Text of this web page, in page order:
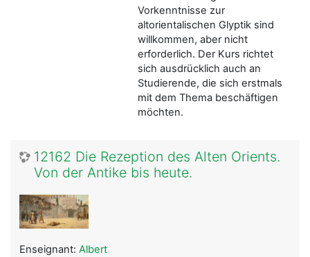
Vorkenntnisse zur
altorientalischen Glyptik sind
willkommen, aber nicht
erforderlich. Der Kurs richtet
sich ausdrücklich auch an
Studierende, die sich erstmals
mit dem Thema beschäftigen
möchten.
12162 Die Rezeption des Alten Orients.
Von der Antike bis heute.
Enseignant: Albert